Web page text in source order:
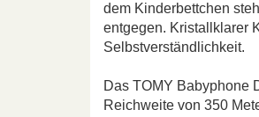
dem Kinderbettchen
entgegen. Kristallklarer
Selbstverständlichkeit.
Das TOMY Babyphone
Reichweite von 350